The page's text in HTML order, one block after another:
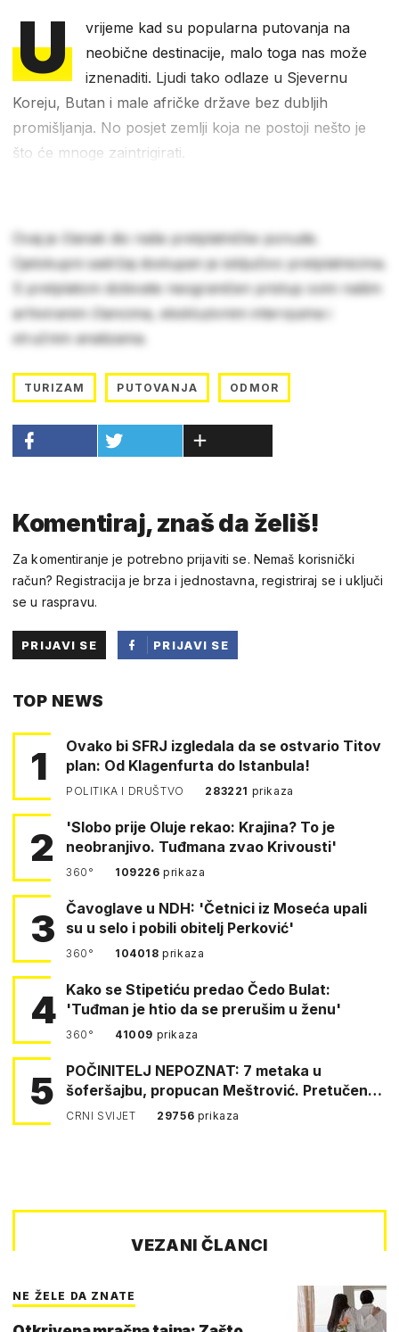
U
vrijeme kad su popularna putovanja na
neobične destinacije, malo toga nas može
iznenaditi. Ljudi tako odlaze u Sjevernu
Koreju, Butan i male afričke države bez dubljih
promišljanja. No posjet zemlji koja ne postoji nešto je
što će mnoge zaintrigirati.
Ovaj je članak dio naše pretplatničke ponude.
Cjelokupni sadržaj dostupan je isključivo pretplatnicima.
S pretplatom dobivate neograničen pristup svim našim
arhiviranim člancima, ekskluzivnim intervjuima i
stručnim analizama.
TURIZAM PUTOVANJA ODMOR
Komentiraj, znaš da želiš!
Za komentiranje je potrebno prijaviti se. Nemaš korisnički
račun? Registracija je brza i jednostavna, registriraj se i uključi
se u raspravu.
PRIJAVI SE
PRIJAVI SE
TOP NEWS
1
Ovako bi SFRJ izgledala da se ostvario Titov
plan: Od Klagenfurta do Istanbula!
POLITIKA I DRUŠTVO 283221 prikaza
2
'Slobo prije Oluje rekao: Krajina? To je
neobranjivo. Tuđmana zvao Krivousti'
360° 109226prikaza
3
Čavoglave u NDH: 'Četnici iz Moseća upali
su u selo i pobili obitelj Perković'
360° 104018prikaza
4 Kako se Stipetiću predao Čedo Bulat:
'Tuđman je htio da se prerušim u ženu'
360° 41009 prikaza
5
POČINITELJ NEPOZNAT: 7 metaka u
šoferšajbu, propucan Meštrović. Pretučen
Pejin
CRNI SVIJET 29756 prikaza
VEZANI ČLANCI
NE ŽELE DA ZNATE